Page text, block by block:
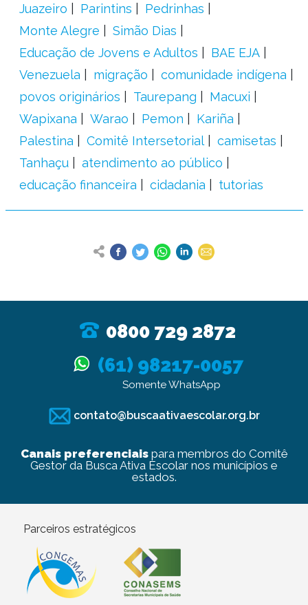
Juazeiro
Parintins
Pedrinhas
Monte Alegre
Simão Dias
Educação de Jovens e Adultos
BAE EJA
Venezuela
migração
comunidade indígena
povos originários
Taurepang
Macuxi
Wapixana
Warao Pemon
Kariña
Palestina
Comitê Intersetorial
camisetas
Tanhaçu
atendimento ao público
educação financeira
cidadania tutorias
0800 729 2872
(61) 98217-0057
Somente WhatsApp
contato@buscaativaescolar.org.br
Canais preferenciaispara membros do Comitê
Gestor da Busca Ativa Escolar nos municípios e
estados.
Parceiros estratégicos